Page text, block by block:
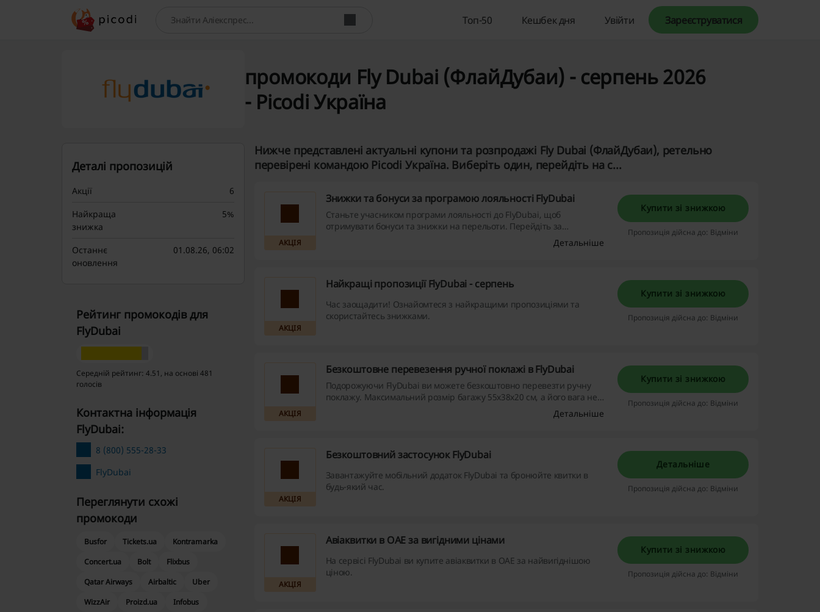
Пошук Топ-50 Кешбек дня Увійти Зареєструватися
промокоди Fly Dubai (ФлайДубаи) - серпень 2026
- Picodi Україна
Нижче представлені актуальні купони та розпродажі Fly Dubai (ФлайДубаи), ретельно
перевірені командою Picodi Україна. Виберіть один, перейдіть на с...
АКЦІЯ
Знижки та бонуси за програмою лояльності FlyDubai
Станьте учасником програми лояльності до FlyDubai, щоб
отримувати бонуси та знижки на перельоти. Перейдіть за
Детальніше
Купити зі знижкою
Пропозиція дійсна до: Відміни
АКЦІЯ
Найкращі пропозиції FlyDubai - серпень
Час заощадити! Ознайомтеся з найкращими пропозиціями та
скористайтесь знижками.
Купити зі знижкою
Пропозиція дійсна до: Відміни
АКЦІЯ
Безкоштовне перевезення ручної поклажі в FlyDubai
Подорожуючи FlyDubai ви можете безкоштовно перевезти ручну
поклажу. Максимальний розмір багажу 55x38x20 см, а його вага не
Детальніше
Купити зі знижкою
Пропозиція дійсна до: Відміни
АКЦІЯ
Безкоштовний застосунок FlyDubai
Завантажуйте мобільний додаток FlyDubai та бронюйте квитки в
будь-який час.
Детальніше
Пропозиція дійсна до: Відміни
АКЦІЯ
Авіаквитки в ОАЕ за вигідними цінами
На сервісі FlyDubai ви купите авіаквитки в ОАЕ за найвигіднішою
ціною.
Купити зі знижкою
Пропозиція дійсна до: Відміни
Деталі пропозицій
Акції
6
Найкраща
знижка
5%
Останнє
оновлення
01.08.26, 06:02
Рейтинг промокодів для
FlyDubai
Середній рейтинг: 4.51, на основі 481
голосів
Контактна інформація
FlyDubai:
8 (800) 555-28-33
FlyDubai
Переглянути схожі
промокоди
Busfor Tickets.ua
Kontramarka
Concert.ua
Bolt
Flixbus
Qatar Airways
Airbaltic
Uber
WizzAir
Proizd.ua Infobus